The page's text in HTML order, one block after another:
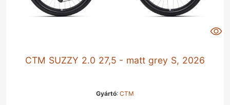
CTM SUZZY 2.0 27,5 - matt grey S, 2026
Gyártó:CTM